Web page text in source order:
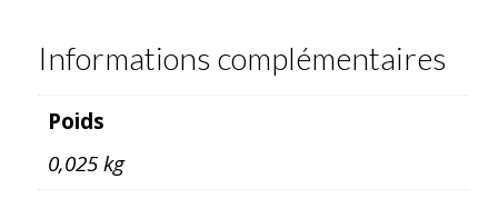
Informations complémentaires
Poids
0,025 kg